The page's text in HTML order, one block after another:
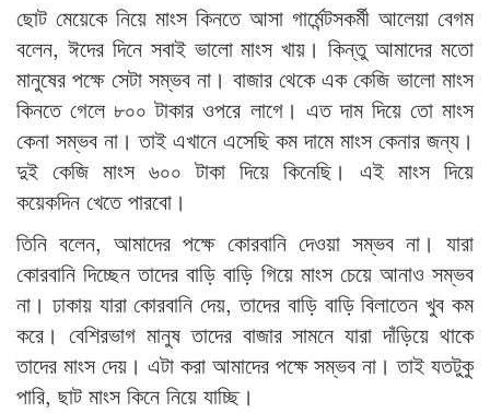
ছোট মেয়েকে নিয়ে মাংস কিনতে আসা গার্মেন্টসকর্মী আলেয়া বেগম
বলেন, ঈদের দিনে সবাই ভালো মাংস খায়। কিন্তু আমাদের মতো
মানুষের পক্ষে সেটা সম্ভব না। বাজার থেকে এক কেজি ভালো মাংস
কিনতে গেলে ৮০০ টাকার ওপরে লাগে। এত দাম দিয়ে তো মাংস
কেনা সম্ভব না। তাই এখানে এসেছি কম দামে মাংস কেনার জন্য।
দুই কেজি মাংস ৬০০ টাকা দিয়ে কিনেছি। এই মাংস দিয়ে
কয়েকদিন খেতে পারবো।
তিনি বলেন, আমাদের পক্ষে কোরবানি দেওয়া সম্ভব না। যারা
কোরবানি দিচ্ছেন তাদের বাড়ি বাড়ি গিয়ে মাংস চেয়ে আনাও সম্ভব
না। ঢাকায় যারা কোরবানি দেয়, তাদের বাড়ি বাড়ি বিলাতেন খুব কম
করে। বেশিরভাগ মানুষ তাদের বাজার সামনে যারা দাঁড়িয়ে থাকে
তাদের মাংস দেয়। এটা করা আমাদের পক্ষে সম্ভব না। তাই যতটুকু
পারি, ছাট মাংস কিনে নিয়ে যাচ্ছি।